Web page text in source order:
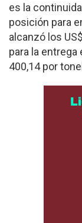
es la
posición para
alcanzó los
para la entrega
400,14 por